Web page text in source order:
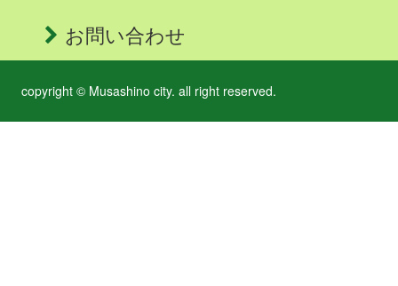
お問い合わせ
copyright © Musashino city. all right reserved.